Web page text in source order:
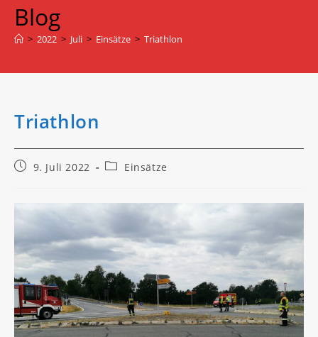
Blog
> 2022 > Juli > Einsätze > Triathlon
Triathlon
Beitrag9. Juli 2022
Beitrags-
Einsätze